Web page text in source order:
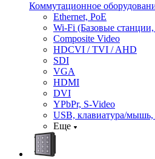
Коммутационное
Ethernet, PoE
Wi-Fi (Базовые
Composite Video
HDCVI / TVI / AHD
SDI
VGA
HDMI
DVI
YPbPr, S-Video
USB, клавиатура/
Еще